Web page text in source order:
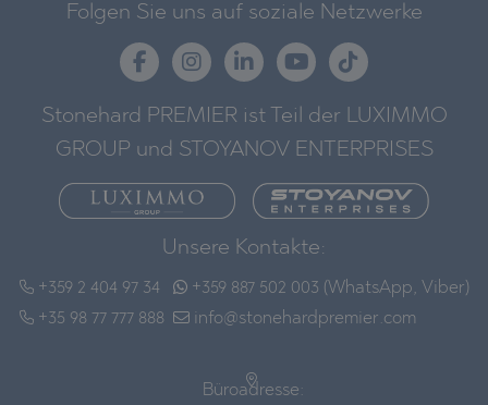
Folgen Sie uns auf soziale Netzwerke
Stonehard PREMIER ist Teil der LUXIMMO
GROUP und STOYANOV ENTERPRISES
Unsere Kontakte:
+359 2 404 97 34
+35 98 77 777 888
+359 887 502 003 (WhatsApp, Viber)
info@stonehardpremier.com
Büroadresse: